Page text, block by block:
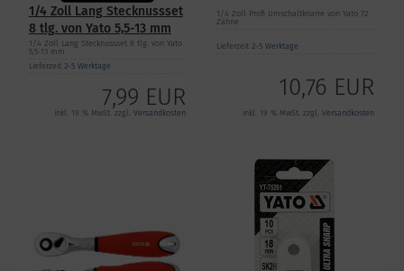
1/4 Zoll Lang Stecknussset
8 tlg. von Yato 5,5-13 mm
1/4 Zoll Lang Stecknussset 8 tlg. von Yato
5,5-13 mm
Lieferzeit 2-5 Werktage
7,99 EUR
inkl. 19 % MwSt. zzgl.Versandkosten
1/4 Zoll Profi Umschaltknarre von Yato 72
Zähne
Lieferzeit 2-5 Werktage
10,76 EUR
inkl. 19 % MwSt. zzgl. Versandkosten